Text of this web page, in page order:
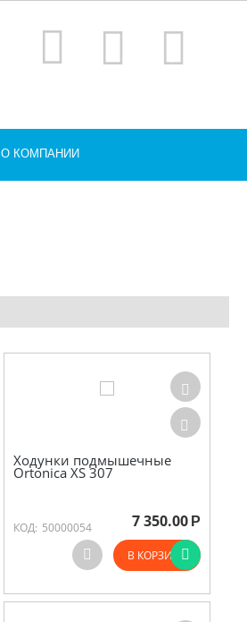
О КОМПАНИИ
Ходунки подмышечные
Ortonica XS 307
КОД: 50000054 7 350.00 Р
В КОРЗИНУ